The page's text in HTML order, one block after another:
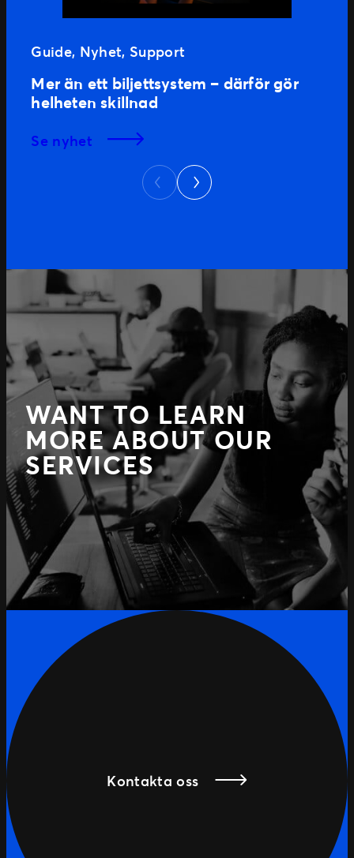
Guide, Nyhet, Support
Mer än ett biljettsystem – därför gör
helheten skillnad
se nyhet
Previous
Next
WANT TO LEARN
MORE ABOUT OUR
SERVICES
Kontakta oss